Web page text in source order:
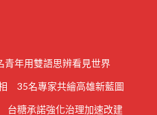
年用雙語思辨看見世界
35名專家共繪高雄新藍圖
糖承諾強化治理加速改建